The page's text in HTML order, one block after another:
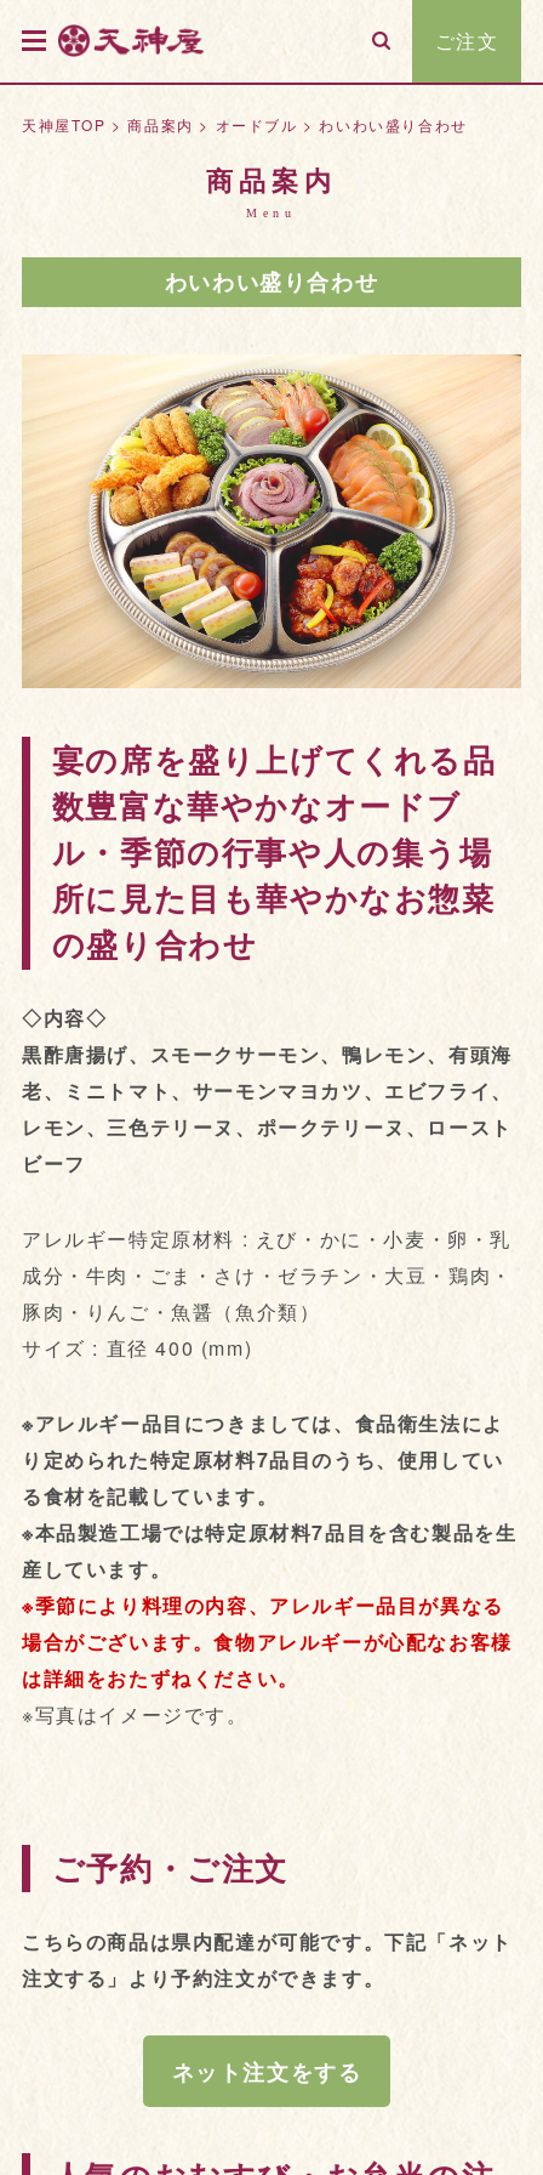
ご注文
天神屋TOP >商品案内 > オードブル > わいわい盛り合わせ
商品案内
Menu
わいわい盛り合わせ
宴の席を盛り上げてくれる品
数豊富な華やかなオードブ
ル・季節の行事や人の集う場
所に見た目も華やかなお惣菜
の盛り合わせ
◇内容◇
黒酢唐揚げ、スモークサーモン、鴨レモン、有頭海
老、ミニトマト、サーモンマヨカツ、エビフライ、
レモン、三色テリーヌ、ポークテリーヌ、ロースト
ビーフ
アレルギー特定原材料 : えび・かに・小麦・卵・乳
成分・牛肉・ごま・さけ・ゼラチン・大豆・鶏肉・
豚肉・りんご・魚醤（魚介類）
サイズ : 直径 400 (mm)
※アレルギー品目につきましては、食品衛生法によ
り定められた特定原材料7品目のうち、使用してい
る食材を記載しています。
※本品製造工場では特定原材料7品目を含む製品を生
産しています。
※季節により料理の内容、アレルギー品目が異なる
場合がございます。食物アレルギーが心配なお客様
は詳細をおたずねください。
※写真はイメージです。
ご予約・ご注文
こちらの商品は県内配達が可能です。下記「ネット
注文する」より予約注文ができます。
ネット注文をする